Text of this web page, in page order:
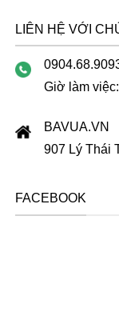
LIÊN HỆ VỚI
Giờ làm
BAVUA.VN
907 Lý Thái
FACEBOOK